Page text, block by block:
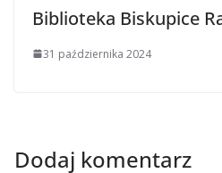
Biblioteka Biskupice
31 października 2024
Dodaj komentarz